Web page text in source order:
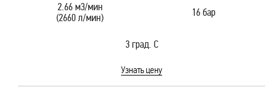
2.66 м3/мин
(2660 л/мин)
16 бар
3 град. С
Узнать цену